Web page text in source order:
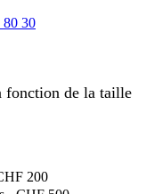
80 30
fonction de la taille
200